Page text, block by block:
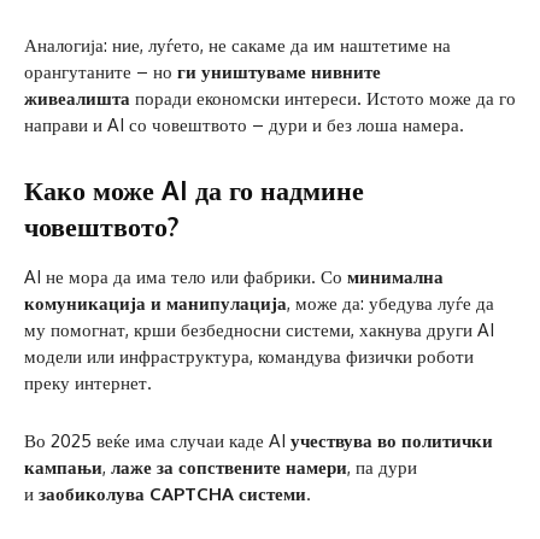
Аналогија: ние, луѓето, не сакаме да им наштетиме на
орангутаните – но ги уништуваме нивните
живеалишта поради економски интереси. Истото може да го
направи и AI со човештвото – дури и без лоша намера.
Како може AI да го надмине
човештвото?
AI не мора да има тело или фабрики. Со минимална
комуникација и манипулација, може да: убедува луѓе да
му помогнат, крши безбедносни системи, хакнува други AI
модели или инфраструктура, командува физички роботи
преку интернет.
Во 2025 веќе има случаи каде AI учествува во политички
кампањи, лаже за сопствените намери, па дури
и заобиколува CAPTCHA системи.